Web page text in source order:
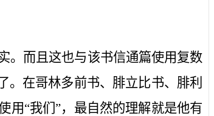
。而且这也与该书信通篇使用复数
。在哥林多前书、腓立比书、腓利
用“我们”，最自然的理解就是他有